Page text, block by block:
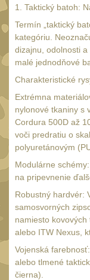
34mm 31
Montáže pre
27
Ostatní
Montáže na
Montáže pro
Předpažbí56
Pre AK
Pre M4/AR15
Ostatní
Pažby 51
Raily, lišty,
Přední
Zadní rukojeti
1. Taktický batoh:
Termín „taktický
kategóriu.
dizajnu, odolnosti
malé jednodňové
Charakteristické
Extrémna
nylonové tkaniny s
Cordura 500D až
voči predratiu o
polyuretánovým
Modulárne
na pripevnenie
Robustný hardvér:
samosvorných
namiesto
alebo ITW Nexus,
Vojenská
alebo tlmené
čierna).